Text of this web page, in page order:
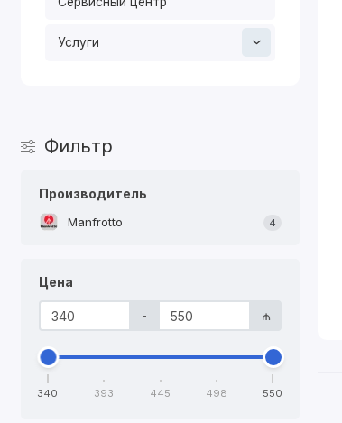
Услуги
Фильтр
Производитель
Manfrotto 4
Цена
- ₼
340 393 445 498 550